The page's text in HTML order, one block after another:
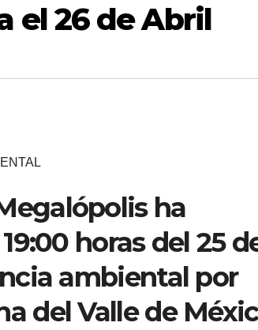
el 26 de Abril
ha
horas del 25
ambiental por
del Valle de